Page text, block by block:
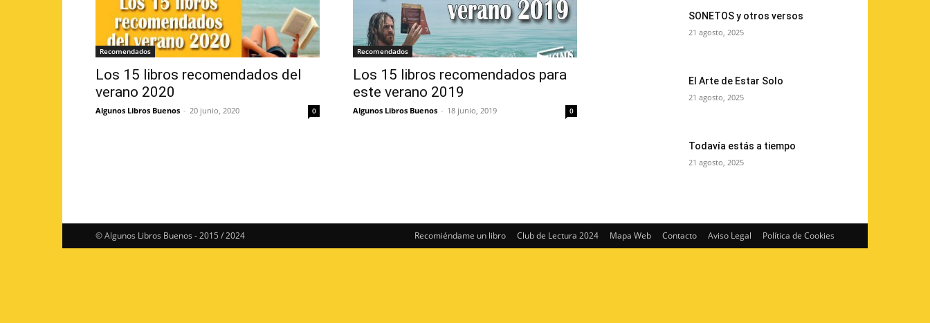
Recomendados
Los 15 libros recomendados del
verano 2020
Algunos Libros Buenos - 20 junio, 2020 0
Recomendados
Los 15 libros recomendados para
este verano 2019
Algunos Libros Buenos - 18 junio, 2019 0
SONETOS y otros versos
21 agosto, 2025
El Arte de Estar Solo
21 agosto, 2025
Todavía estás a tiempo
21 agosto, 2025
Recomiéndame un libro Club de Lectura 2024 Mapa Web Contacto Aviso Legal Política de Cookies
© Algunos Libros Buenos - 2015 / 2024